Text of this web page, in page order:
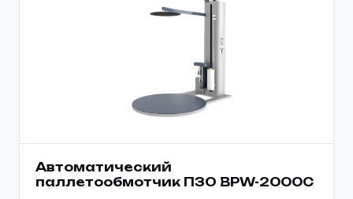
Автоматический
паллетообмотчик ПЗО BPW-2000C